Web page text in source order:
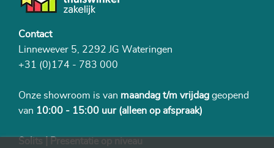
Contact
Linnewever 5, 2292 JG Wateringen
+31 (0)174 - 783 000
Onze showroom is van maandag t/m vrijdag geopend
van 10:00 - 15:00 uur (alleen op afspraak)
Solits | Presentatie op niveau